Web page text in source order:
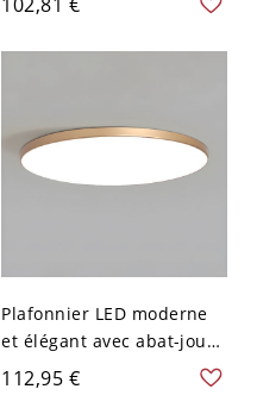
en acrylique - 110 V-120 V
Or 35,56 cm Blanc
Plafonnier LED moderne
et élégant avec abat-jour
en acrylique pour usage
résidentiel - 110 V-120 V
112,95 €